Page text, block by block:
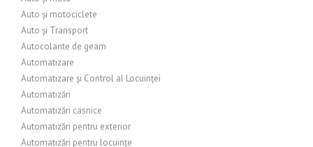
Auto și motociclete
Auto și Transport
Autocolante de geam
Automatizare
Automatizare și Control al Locuinței
Automatizări
Automatizări casnice
Automatizări pentru exterior
Automatizări pentru locuințe